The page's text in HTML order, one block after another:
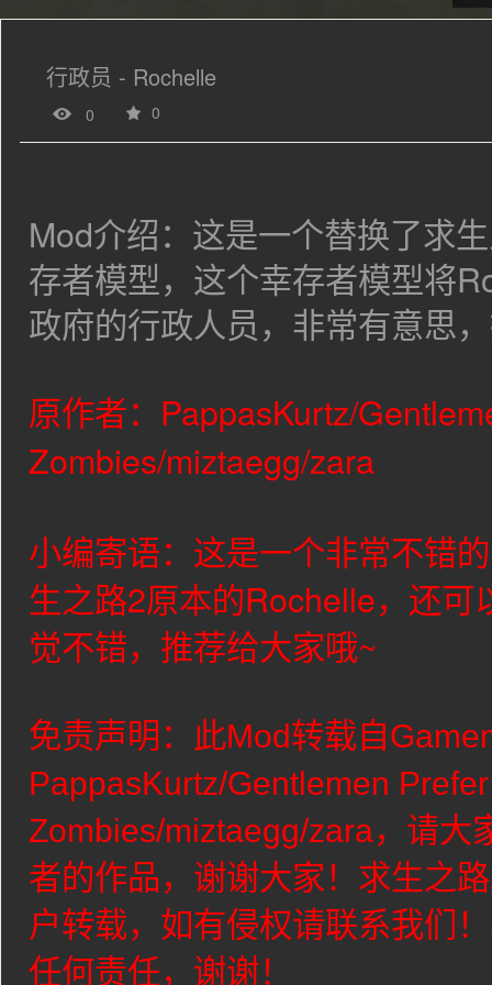
行政员 - Rochelle
0 0
Mod介绍：这是一个替换了求
存者模型，这个幸存者模型将
政府的行政人员，非常有意思
原作者： PappasKurtz/
Zombies/miztaegg/zara
小编寄语：这是一个非常不错
生之路2原本的Rochelle，还可
觉不错，推荐给大家哦~
免责声明：此Mod转载自
PappasKurtz/Gentlemen Prefer
Zombies/miztaegg/zara，请大
者的作品，谢谢大家！求生之
户转载，如有侵权请联系我们
任何责任，谢谢！